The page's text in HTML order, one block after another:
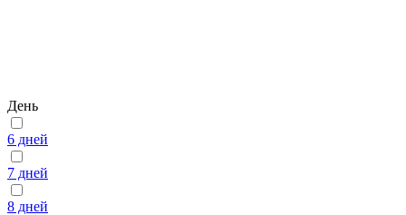
День
6 дней
7 дней
8 дней